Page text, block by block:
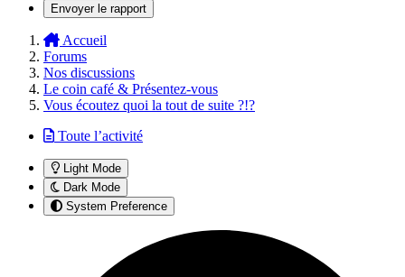
Envoyer le rapport
Accueil
Forums
Nos discussions
Le coin café & Présentez-vous
Vous écoutez quoi la tout de suite ?!?
Toute l’activité
Light Mode
Dark Mode
System Preference